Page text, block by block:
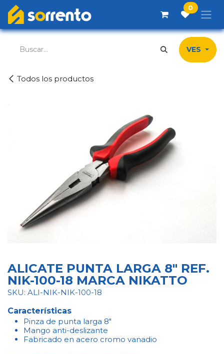
Ir al contenido 0
Todos los productos
VES
ALICATE PUNTA LARGA 8" REF.
NIK-100-18 MARCA NIKATTO
SKU: ALI-NIK-NIK-100-18
Características
Pinza de punta larga 8"
Mango anti-deslizante
Fabricado en acero cromo vanadio